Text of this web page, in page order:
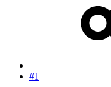
#1